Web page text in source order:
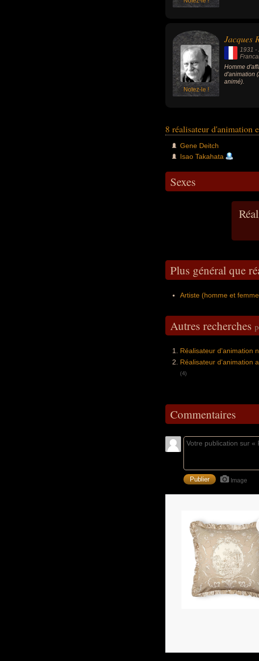
Notez-le !
Jacques
1931 -
Homme
d'animation
animé).
8 réalisateur d'animation
Gene Deitch
Isao Takahata
Sexes
Plus général que
Artiste (homme et
Autres recherches
Réalisateur d'animation
Réalisateur d'animation
(4)
Commentaires
Image